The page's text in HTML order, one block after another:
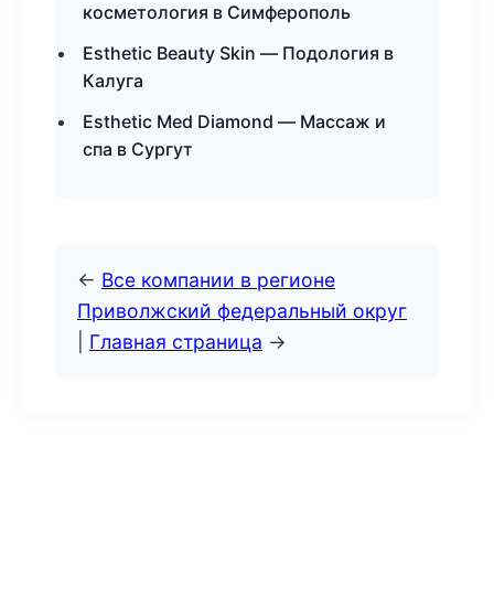
косметология в Симферополь
Esthetic Beauty Skin — Подология в
Калуга
Esthetic Med Diamond — Массаж и
спа в Сургут
← Все компании в регионе
Приволжский федеральный округ
Главная страница →